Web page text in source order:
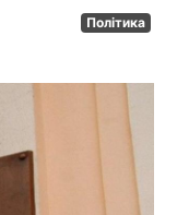
Політика